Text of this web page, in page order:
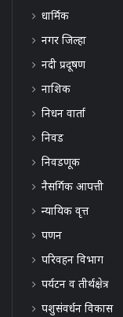
धार्मिक
नगर जिल्हा
नदी प्रदूषण
नाशिक
निधन वार्ता
निवड
निवडणूक
नैसर्गिक आपत्ती
न्यायिक वृत्त
पणन
परिवहन विभाग
पर्यटन व तीर्थक्षेत्र
पशुसंवर्धन विकास